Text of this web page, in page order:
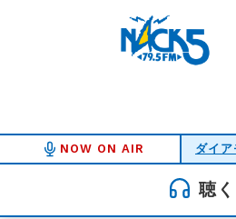
NOW ON AIR ダイ
聴く